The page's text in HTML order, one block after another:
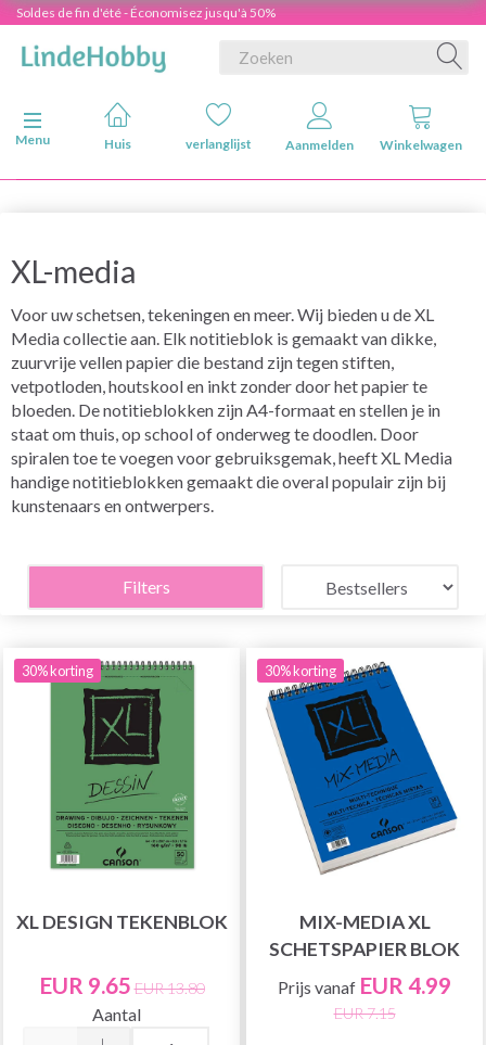
Soldes de fin d'été - Économisez jusqu'à 50%
Navigatie in-/uitschakelen
Menu
Huis verlanglijst Aanmelden Winkelwagen
XL-media
Voor uw schetsen, tekeningen en meer. Wij bieden u de XL
Media collectie aan. Elk notitieblok is gemaakt van dikke,
zuurvrije vellen papier die bestand zijn tegen stiften,
vetpotloden, houtskool en inkt zonder door het papier te
bloeden. De notitieblokken zijn A4-formaat en stellen je in
staat om thuis, op school of onderweg te doodlen. Door
spiralen toe te voegen voor gebruiksgemak, heeft XL Media
handige notitieblokken gemaakt die overal populair zijn bij
kunstenaars en ontwerpers.
Filters
30% korting
XL DESIGN TEKENBLOK
EUR 9.65 EUR 13.80
Aantal
30% korting
MIX-MEDIA XL
SCHETSPAPIER BLOK
Prijs vanaf EUR 4.99
EUR 7.15